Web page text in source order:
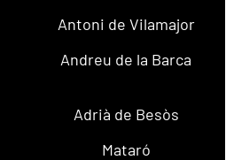
Antoni de Vilamajor
Andreu de la Barca
Adrià de Besòs
Mataró